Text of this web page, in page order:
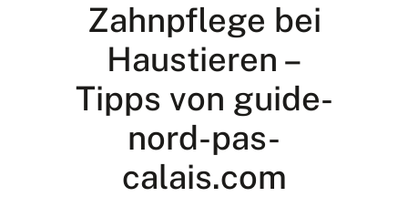
Zahnpflege bei
Haustieren –
Tipps von guide-
nord-pas-
calais.com